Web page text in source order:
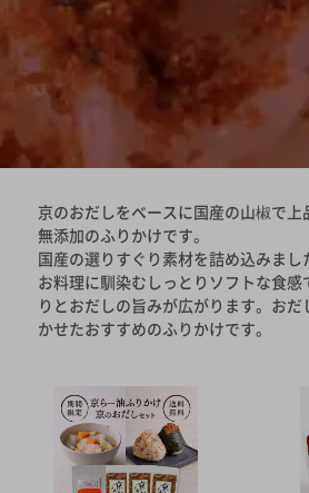
京のおだしをベースに国産の山椒で上
無添加のふりかけです。
国産の選りすぐり素材を詰め込みまし
お料理に馴染むしっとりソフトな食感
りとおだしの旨みが広がります。おだ
かせたおすすめのふりかけです。